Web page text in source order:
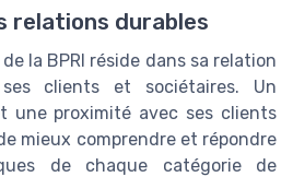
relations durables
la BPRI réside dans sa relation
clients et sociétaires. Un
une proximité avec ses clients
mieux comprendre et répondre
de chaque catégorie de